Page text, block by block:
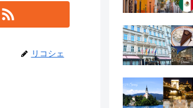
リコシェ